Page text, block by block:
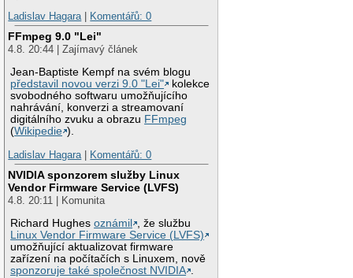
Ladislav Hagara
Komentářů: 0
FFmpeg 9.0 "Lei"
4.8. 20:44 | Zajímavý článek
Jean-Baptiste Kempf na svém blogu
představil novou verzi 9.0 "Lei"
kolekce
svobodného softwaru umožňujícího
nahrávání, konverzi a streamovaní
digitálního zvuku a obrazu FFmpeg
(Wikipedie ).
Ladislav Hagara
Komentářů: 0
NVIDIA sponzorem služby Linux
Vendor Firmware Service (LVFS)
4.8. 20:11 | Komunita
Richard Hughesoznámil
, že službu
Linux Vendor Firmware Service (LVFS)
umožňující aktualizovat firmware
zařízení na počítačích s Linuxem, nově
sponzoruje také společnost NVIDIA .